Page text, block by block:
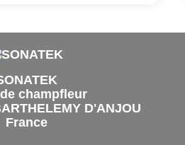
champfleur
D'ANJOU
France